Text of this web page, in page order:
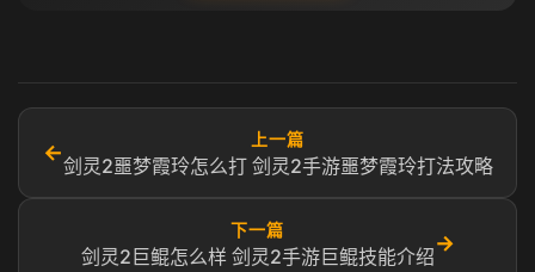
←
上一篇
剑灵2噩梦霞玲怎么打 剑灵2手游噩梦霞玲打法攻略
下一篇
剑灵2巨鲲怎么样 剑灵2手游巨鲲技能介绍
→